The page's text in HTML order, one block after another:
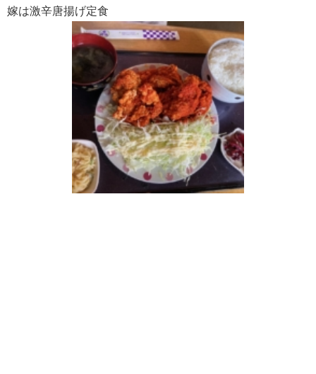
嫁は激辛唐揚げ定食